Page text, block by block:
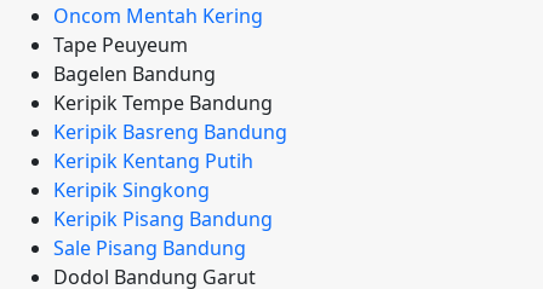
Oncom Mentah Kering
Tape Peuyeum
Bagelen Bandung
Keripik Tempe Bandung
Keripik Basreng Bandung
Keripik Kentang Putih
Keripik Singkong
Keripik Pisang Bandung
Sale Pisang Bandung
Dodol Bandung Garut